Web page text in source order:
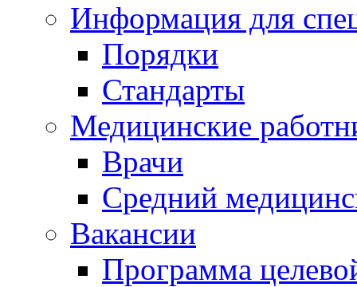
Информация для
Порядки
Стандарты
Медицинские
Врачи
Средний
Вакансии
Программа